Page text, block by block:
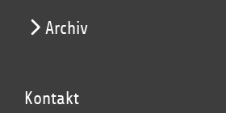
Archiv
Kontakt